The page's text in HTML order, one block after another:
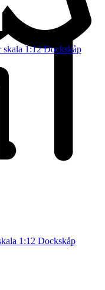
skala 1:12 Dockskåp
1:12 Dockskåp